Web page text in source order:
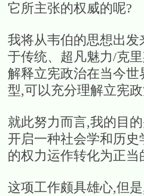
它所主张的权威的呢?
我将从韦伯的思想出
于传统、超凡魅力/克
解释立宪政治在当今
型,可以充分理解立宪
就此努力而言,我的目
开启一种社会学和历
的权力运作转化为正当
这项工作颇具雄心,但